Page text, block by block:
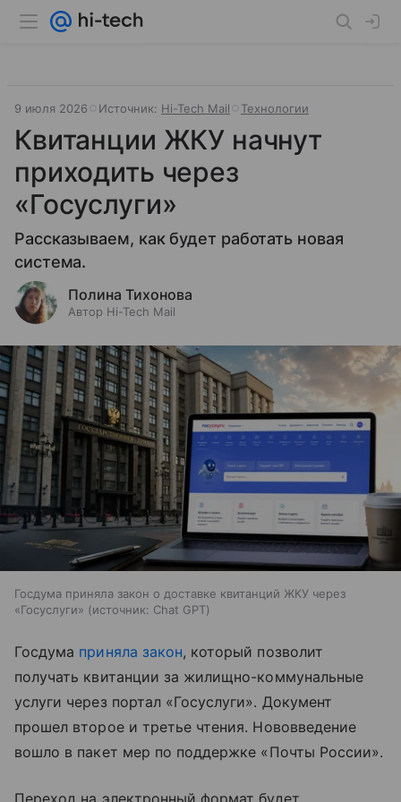
9 июля 2026 Источник: Hi-Tech Mail Технологии
Квитанции ЖКУ начнут
приходить через
«Госуслуги»
Рассказываем, как будет работать новая
система.
Полина Тихонова
Автор Hi-Tech Mail
Госдума приняла закон о доставке квитанций ЖКУ через
«Госуслуги»
источник: Chat GPT
Госдума приняла закон, который позволит
получать квитанции за жилищно-коммунальные
услуги через портал «Госуслуги». Документ
прошел второе и третье чтения. Нововведение
вошло в пакет мер по поддержке «Почты России».